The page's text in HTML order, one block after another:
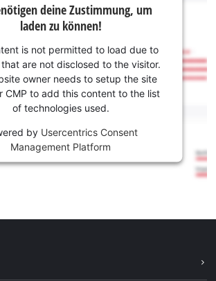
deine Zustimmung, um
laden zu können!
is not permitted to load due to
are not disclosed to the visitor.
owner needs to setup the site
CMP to add this content to the list
of technologies used.
by Usercentrics Consent
Management Platform